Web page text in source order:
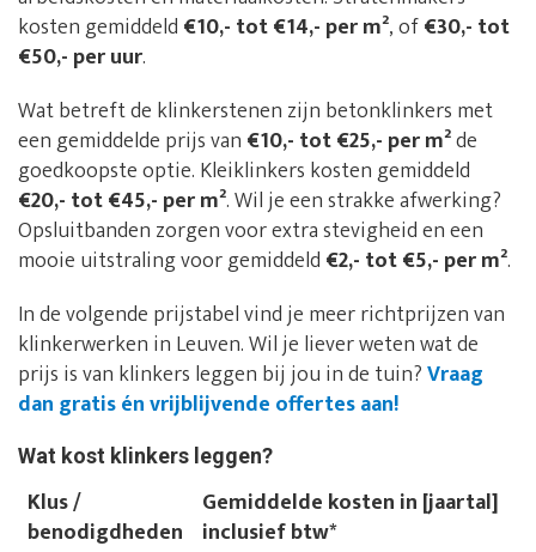
kosten gemiddeld €10,- tot €14,- per m², of€30,- tot
€50,- per uur.
Wat betreft de klinkerstenen zijn betonklinkers met
een gemiddelde prijs van €10,- tot €25,- per m²de
goedkoopste optie. Kleiklinkers kosten gemiddeld
€20,- tot €45,- per m². Wil je een strakke afwerking?
Opsluitbanden zorgen voor extra stevigheid en een
mooie uitstraling voor gemiddeld €2,- tot €5,- per m².
In de volgende prijstabel vind je meer richtprijzen van
klinkerwerken in Leuven. Wil je liever weten wat de
prijs is van klinkers leggen bij jou in de tuin?Vraag
dan gratis én vrijblijvende offertes aan!
Wat kost klinkers leggen?
Klus /
benodigdheden
Gemiddelde kosten in [jaartal]
inclusief btw*